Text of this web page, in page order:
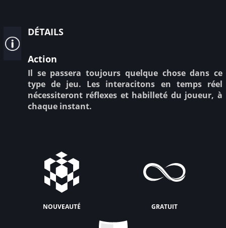
détails
Action
Il se passera toujours quelque chose dans ce
type de jeu. Les interacitons en temps réel
nécessiteront réflexes et habilleté du joueur, à
chaque instant.
nouveauté gratuit